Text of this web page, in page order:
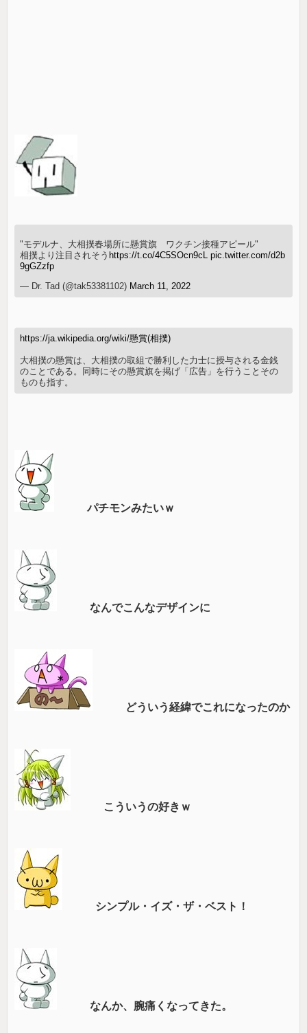
"モデルナ、大相撲春場所に懸賞旗 ワクチン接種アピール"
相撲より注目されそう https://t.co/4C5SOcn9cL pic.twitter.com/d2b
9gGZzfp
— Dr. Tad (@tak53381102) March 11, 2022
https://ja.wikipedia.org/wiki/懸賞(相撲)
大相撲の懸賞は、大相撲の取組で勝利した力士に授与される金銭
のことである。同時にその懸賞旗を掲げ「広告」を行うことその
ものも指す。
パチモンみたいｗ
なんでこんなデザインに
どういう経緯でこれになったのか
こういうの好きｗ
シンプル・イズ・ザ・ベスト！
なんか、腕痛くなってきた。